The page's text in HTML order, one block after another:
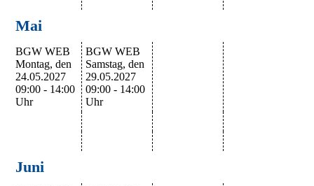
Mai
BGW WEB
Montag, den
24.05.2027
09:00 - 14:00
Uhr
BGW WEB
Samstag, den
29.05.2027
09:00 - 14:00
Uhr
Juni